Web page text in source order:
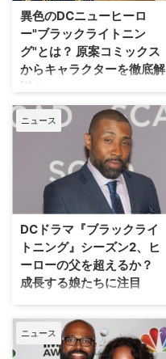
ー、ブラックライトニングと
は？ 原案コミックスからキャラ
クターを徹底解説！ 『…
異色のDCニューヒーロ
ー"ブラックライトニン
グ"とは？ 原案コミックス
からキャラクターを徹底解
説！
「バツイチで二人の娘の父」、
「高校の校長先生」という顔を持
つ中年男性でありながら、引退し
たヒーロー業を再開し、悪と戦う
異色のヒーローを描いたDCコミ
ックス原作の『ブラックライトニ
ング』。従来のヒーロー像を覆
す"ブラックライトニング"は、
DCコミックスにおいてどのよう
なヒーローだろうか？ アメコ
ミ・エディターの柳亨英によ…
ニュース
DCドラマ『ブラックライ
トニング』シーズン2、ヒ
ーローの父を超えるか？
成長する娘たちに注目
二人の娘を持つ父がヒーロー・ス
ーツを身にまとう『ブラックライ
トニング』。屈強な肉体を持つ父
ジェファーソン（クレス・ウィリ
ニュース